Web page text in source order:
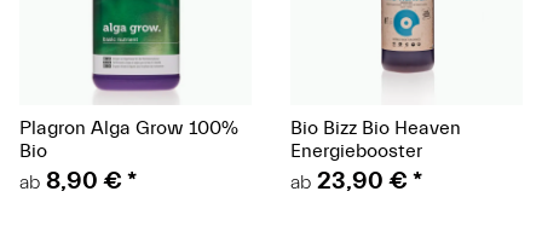
Plagron Alga Grow 100%
Bio
ab 8,90 € *
Bio Bizz Bio Heaven
Energiebooster
ab 23,90 € *